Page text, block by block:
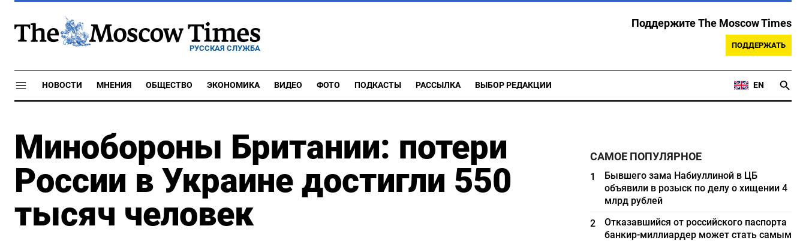
РУССКАЯ СЛУЖБА
Поддержите The Moscow Times
ПОДДЕРЖАТЬ
НОВОСТИ МНЕНИЯ ОБЩЕСТВО ЭКОНОМИКА ВИДЕО ФОТО ПОДКАСТЫ РАССЫЛКА ВЫБОР РЕДАКЦИИ EN
Минобороны Британии: потери
России в Украине достигли 550
тысяч человек
САМОЕ ПОПУЛЯРНОЕ
1
Бывшего зама Набиуллиной в ЦБ
объявили в розыск по делу о хищении 4
млрд рублей
2
Отказавшийся от российского паспорта
банкир-миллиардер может стать самым